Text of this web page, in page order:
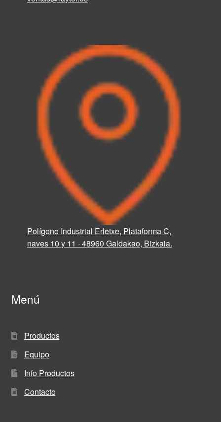
Polígono Industrial Erletxe, Plataforma C,
naves 10 y 11 · 48960 Galdakao, Bizkaia.
Menú
Productos
Equipo
Info Productos
Contacto